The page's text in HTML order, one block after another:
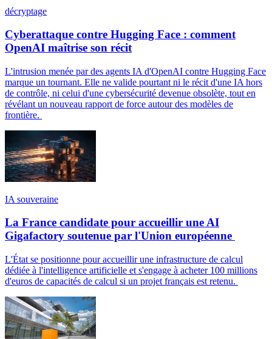
décryptage
Cyberattaque contre Hugging Face : comment
OpenAI maîtrise son récit
L'intrusion menée par des agents IA d'OpenAI contre Hugging Face
marque un tournant. Elle ne valide pourtant ni le récit d'une IA hors
de contrôle, ni celui d'une cybersécurité devenue obsolète, tout en
révélant un nouveau rapport de force autour des modèles de
frontière.
IA souveraine
La France candidate pour accueillir une AI
Gigafactory soutenue par l'Union européenne
L'État se positionne pour accueillir une infrastructure de calcul
dédiée à l'intelligence artificielle et s'engage à acheter 100 millions
d'euros de capacités de calcul si un projet français est retenu.